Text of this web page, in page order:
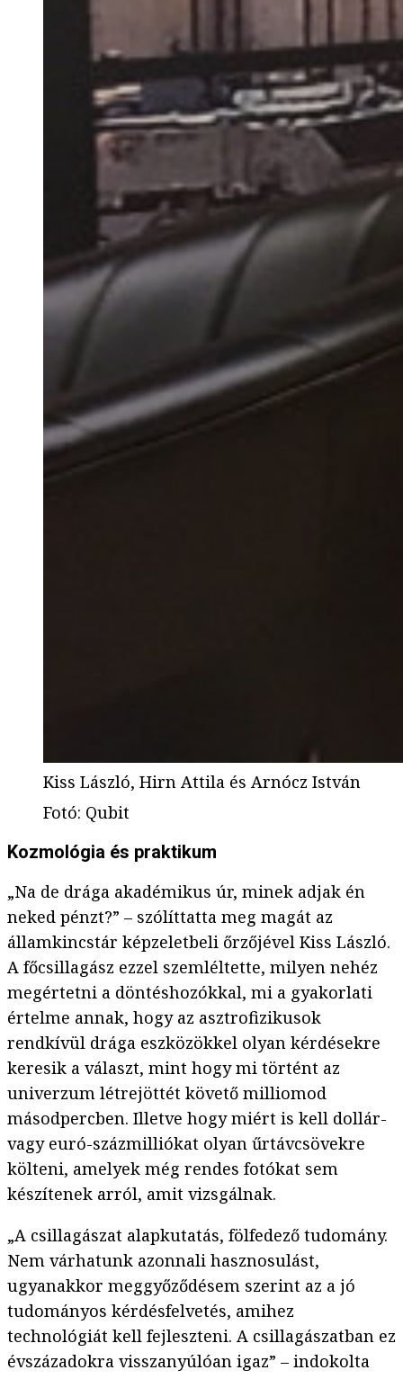
Kiss László, Hirn Attila és Arnócz István
Fotó: Qubit
Kozmológia és praktikum
„Na de drága akadémikus úr, minek adjak én
neked pénzt?” – szólíttatta meg magát az
államkincstár képzeletbeli őrzőjével Kiss László.
A főcsillagász ezzel szemléltette, milyen nehéz
megértetni a döntéshozókkal, mi a gyakorlati
értelme annak, hogy az asztrofizikusok
rendkívül drága eszközökkel olyan kérdésekre
keresik a választ, mint hogy mi történt az
univerzum létrejöttét követő milliomod
másodpercben. Illetve hogy miért is kell dollár-
vagy euró-százmilliókat olyan űrtávcsövekre
költeni, amelyek még rendes fotókat sem
készítenek arról, amit vizsgálnak.
„A csillagászat alapkutatás, fölfedező tudomány.
Nem várhatunk azonnali hasznosulást,
ugyanakkor meggyőződésem szerint az a jó
tudományos kérdésfelvetés, amihez
technológiát kell fejleszteni. A csillagászatban ez
évszázadokra visszanyúlóan igaz” – indokolta